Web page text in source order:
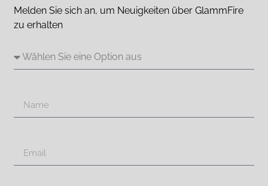
Melden Sie sich an, um Neuigkeiten über GlammFire
zu erhalten